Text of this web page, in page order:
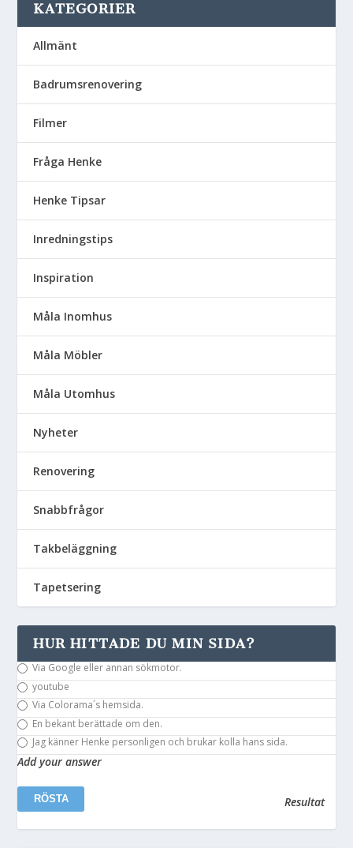
KATEGORIER
Allmänt
Badrumsrenovering
Filmer
Fråga Henke
Henke Tipsar
Inredningstips
Inspiration
Måla Inomhus
Måla Möbler
Måla Utomhus
Nyheter
Renovering
Snabbfrågor
Takbeläggning
Tapetsering
HUR HITTADE DU MIN SIDA?
Via Google eller annan sökmotor.
youtube
Via Colorama´s hemsida.
En bekant berättade om den.
Jag känner Henke personligen och brukar kolla hans sida.
Add your answer
Resultat